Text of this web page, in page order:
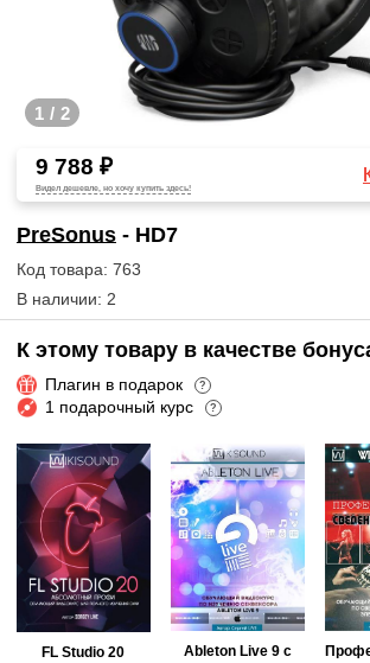
1 / 2
9 788 ₽
Видел дешевле, но хочу купить здесь!
PreSonus - HD7
Код товара: 763
В наличии: 2
К этому товару в качестве
Плагин в подарок ?
1 подарочный курс ?
FL Studio 20
Ableton Live 9 с